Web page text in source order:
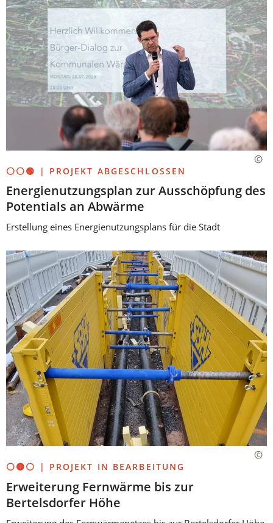
⚪⚪🟢 | PROJEKT ABGESCHLOSSEN
Energienutzungsplan zur Ausschöpfung des
Potentials an Abwärme
Erstellung eines Energienutzungsplans für die Stadt
⚪🟡⚪ | PROJEKT IN BEARBEITUNG
Erweiterung Fernwärme bis zur
Bertelsdorfer Höhe